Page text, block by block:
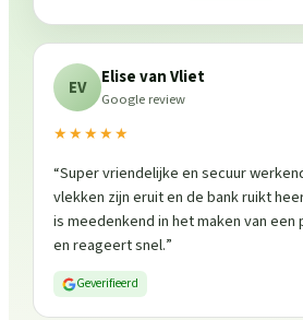
EV Elise van Vliet
Google review
★★★★★
“Super vriendelijke en secuur
vlekken zijn eruit en de bank ruikt
is meedenkend in het maken van
en reageert snel.”
Geverifieerd